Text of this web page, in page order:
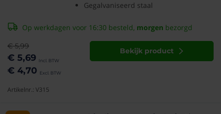
Gegalvaniseerd staal
€ 5,69
€ 4,70
€ 5,99
Op werkdagen voor 16:30 besteld, morgen bezorgd
Bekijk product
Artikelnr.: V315